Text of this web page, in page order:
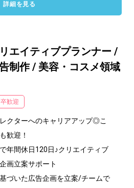
詳細を見る
エイティブプランナー /
制作 / 美容・コスメ領域
歓迎
クターへのキャリアアップ◎こ
歓迎！
年間休日120日♪クリエイティブ
画立案サポート
づいた広告企画を立案/チームで